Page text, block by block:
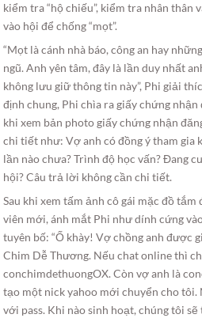
kiểm tra “hộ chiếu”, kiểm tra nhân thân
vào hội để chống “mọt”.
“Mọt là cánh nhà báo, công an hay
ngũ. Anh yên tâm, đây là lần duy nhất
không lưu giữ thông tin này”, Phi giải
định chung, Phi chìa ra giấy chứng nhận
khi xem bản photo giấy chứng nhận
chi tiết như: Vợ anh có đồng ý tham gia
lần nào chưa? Trình độ học vấn? Đang
hội? Câu trả lời không cần chi tiết.
Sau khi xem tấm ảnh cô gái mặc đồ
viên mới, ánh mắt Phi như dính cứng
tuyên bố: “Ố khày! Vợ chồng anh được
Chim Dễ Thương. Nếu chat online thì
conchimdethuongOX. Còn vợ anh là
tạo một nick yahoo mới chuyển cho
với pass. Khi nào sinh hoạt, chúng tôi